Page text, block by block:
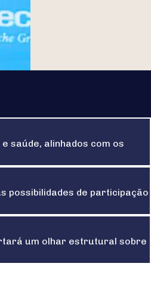
saúde, alinhados com os
possibilidades de participação
um olhar estrutural sobre